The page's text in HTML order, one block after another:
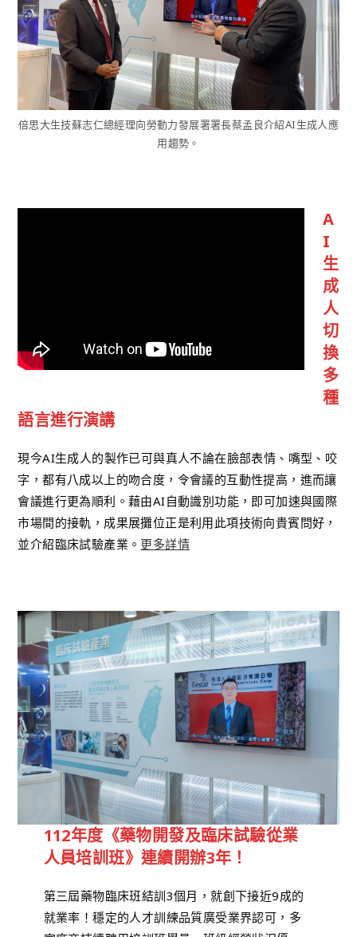
倍思大生技蘇志仁總經理向勞動力發展署署長蔡孟良介紹AI生成人應
用趨勢。
A
I
生
成
人
切
換
多
種
語言進行演講
現今AI生成人的製作已可與真人不論在臉部表情、嘴型、咬
字，都有八成以上的吻合度，令會議的互動性提高，進而讓
會議進行更為順利。藉由AI自動識別功能，即可加速與國際
市場間的接軌，成果展攤位正是利用此項技術向貴賓問好，
並介紹臨床試驗產業。 更多詳情
112年度《藥物開發及臨床試驗從業
人員培訓班》連續開辦3年！
第三屆藥物臨床班結訓3個月，就創下接近9成的
就業率！穩定的人才訓練品質廣受業界認可，多